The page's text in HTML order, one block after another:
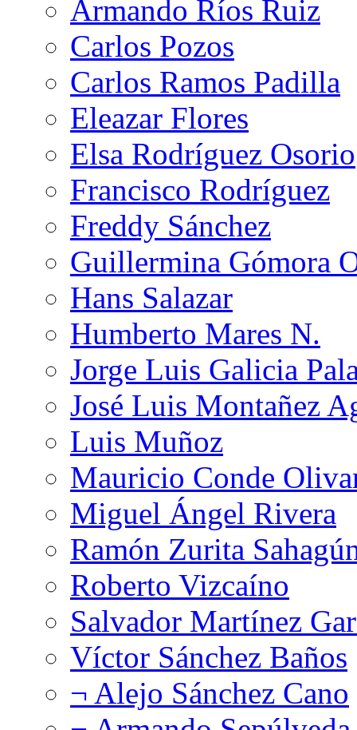
Armando Ríos Ruiz
Carlos Pozos
Carlos Ramos Padilla
Eleazar Flores
Elsa Rodríguez Osorio
Francisco Rodríguez
Freddy Sánchez
Guillermina Gómora
Hans Salazar
Humberto Mares N.
Jorge Luis Galicia
José Luis Montañez
Luis Muñoz
Mauricio Conde
Miguel Ángel Rivera
Ramón Zurita
Roberto Vizcaíno
Salvador Martínez
Víctor Sánchez Baños
¬ Alejo Sánchez Cano